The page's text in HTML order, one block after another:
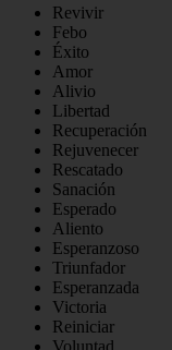
Revivir
Febo
Éxito
Amor
Alivio
Libertad
Recuperación
Rejuvenecer
Rescatado
Sanación
Esperado
Aliento
Esperanzoso
Triunfador
Esperanzada
Victoria
Reiniciar
Voluntad